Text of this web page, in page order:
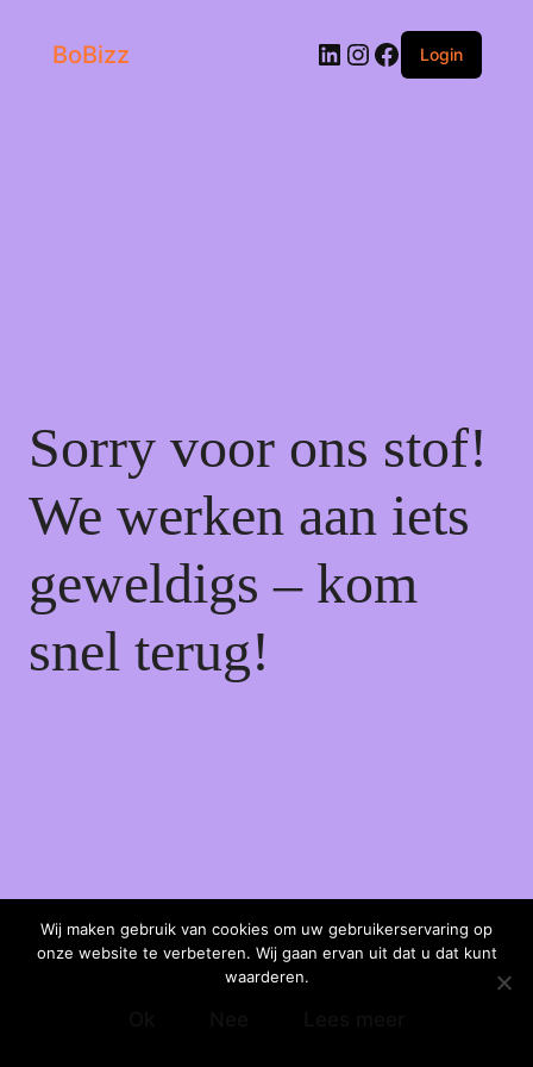
BoBizz LinkedIn
Instagram
Facebook
Login
Sorry voor ons stof!
We werken aan iets
geweldigs – kom
snel terug!
Wij maken gebruik van cookies om uw gebruikerservaring op
onze website te verbeteren. Wij gaan ervan uit dat u dat kunt
waarderen.